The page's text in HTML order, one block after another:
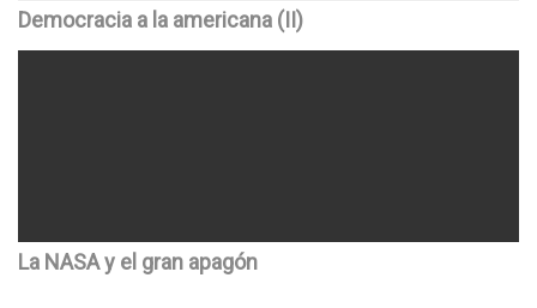
Democracia a la americana (II)
La NASA y el gran apagón